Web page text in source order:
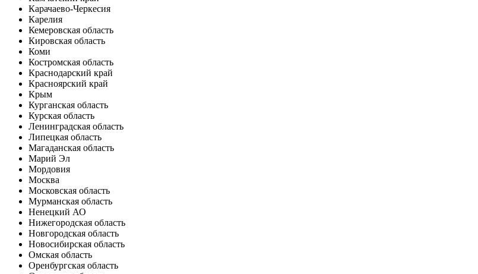
Карачаево-Черкесия
Карелия
Кемеровская область
Кировская область
Коми
Костромская область
Краснодарский край
Красноярский край
Крым
Курганская область
Курская область
Ленинградская область
Липецкая область
Магаданская область
Марий Эл
Мордовия
Москва
Московская область
Мурманская область
Ненецкий АО
Нижегородская область
Новгородская область
Новосибирская область
Омская область
Оренбургская область